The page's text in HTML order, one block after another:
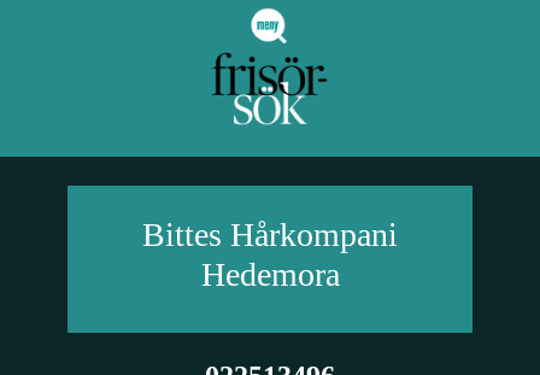
Bittes Hårkompani
Hedemora